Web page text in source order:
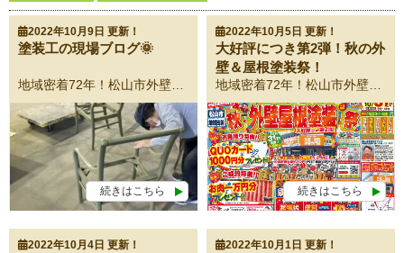
2022年10月9日 更新！
塗装工の現場ブログ🌞
続きはこちら
2022年10月5日 更新！
大好評につき第2弾！秋の外
壁＆屋根塗装祭！
続きはこちら
2022年10月4日 更新！ 2022年10月1日 更新！